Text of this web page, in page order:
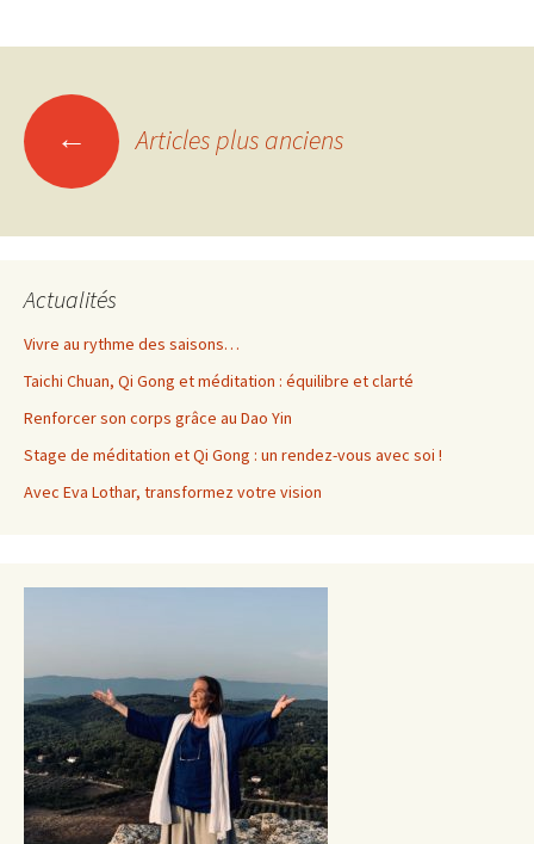
Navigation
des
articles
← Articles plus anciens
Actualités
Vivre au rythme des saisons…
Taichi Chuan, Qi Gong et méditation : équilibre et clarté
Renforcer son corps grâce au Dao Yin
Stage de méditation et Qi Gong : un rendez-vous avec soi !
Avec Eva Lothar, transformez votre vision